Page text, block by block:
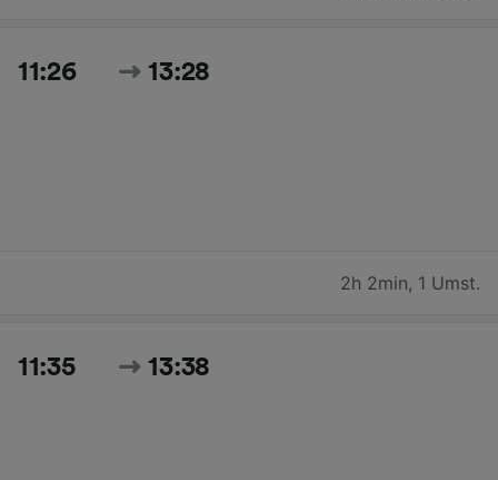
11:26 13:28
2h 2min, 1 Umst.
11:35 13:38